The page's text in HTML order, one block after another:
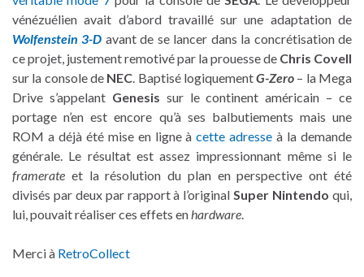
vénézuélien avait d’abord travaillé sur une adaptation de
Wolfenstein 3-D avant de se lancer dans la concrétisation de
ce projet, justement remotivé par la prouesse de Chris Covell
sur la console de NEC . Baptisé logiquementG-Zero – la Mega
Drive s’appelant Genesis sur le continent américain – ce
portage n’en est encore qu’à ses balbutiements mais une
ROM a déjà été mise en ligne àcette adresse à la demande
générale. Le résultat est assez impressionnant même si le
framerate et la résolution du plan en perspective ont été
divisés par deux par rapport à l’original Super Nintendo qui,
lui, pouvait réaliser ces effets en hardware
Merci à RetroCollect